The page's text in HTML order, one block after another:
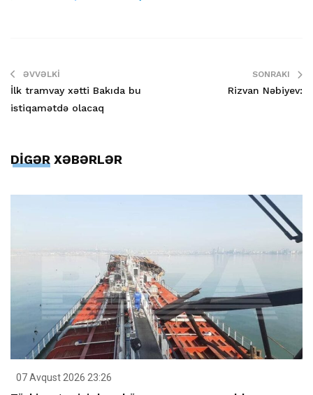
ƏVVƏLKI
İlk tramvay xətti Bakıda bu
istiqamətdə olacaq
SONRAKI
Rizvan Nəbiyev:
DİGƏR XƏBƏRLƏR
07 Avqust 2026 23:26